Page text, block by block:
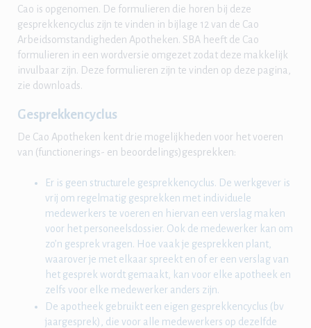
Cao is opgenomen. De formulieren die horen bij deze
gesprekkencyclus zijn te vinden in bijlage 12 van de Cao
Arbeidsomstandigheden Apotheken. SBA heeft de Cao
formulieren in een wordversie omgezet zodat deze makkelijk
invulbaar zijn. Deze formulieren zijn te vinden op deze pagina,
zie downloads.
Gesprekkencyclus
De Cao Apotheken kent drie mogelijkheden voor het voeren
van (functionerings- en beoordelings)gesprekken:
Er is geen structurele gesprekkencyclus. De werkgever is
vrij om regelmatig gesprekken met individuele
medewerkers te voeren en hiervan een verslag maken
voor het personeelsdossier. Ook de medewerker kan om
zo’n gesprek vragen. Hoe vaak je gesprekken plant,
waarover je met elkaar spreekt en of er een verslag van
het gesprek wordt gemaakt, kan voor elke apotheek en
zelfs voor elke medewerker anders zijn.
De apotheek gebruikt een eigen gesprekkencyclus (bv
jaargesprek), die voor alle medewerkers op dezelfde